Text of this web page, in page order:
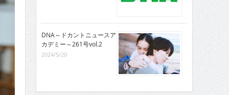
DNA～ドカントニュースア
カデミー～261号vol.2
2024/5/20